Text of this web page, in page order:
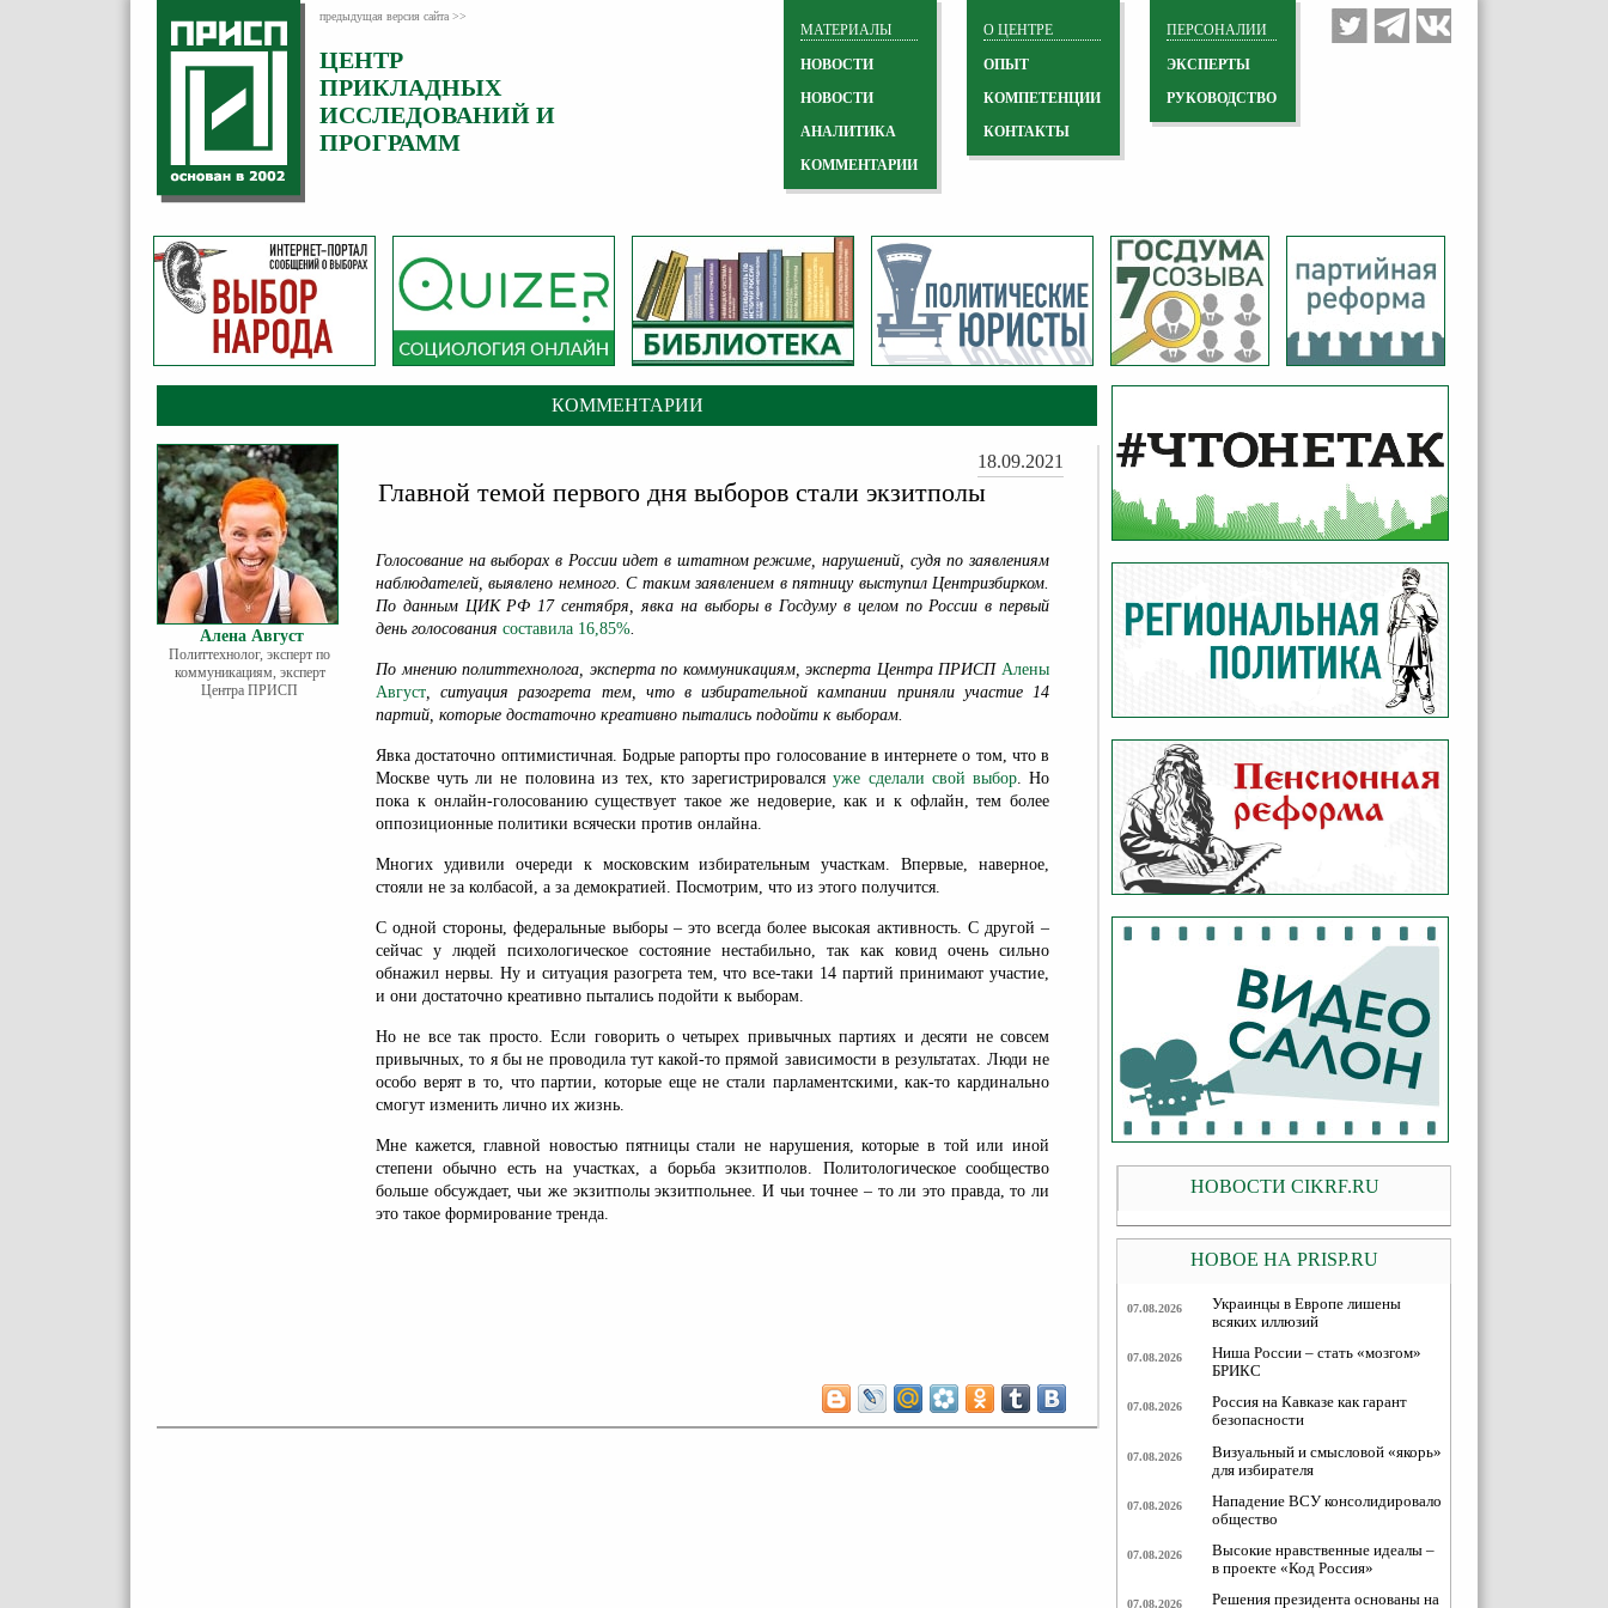
предыдущая версия сайта >>
ЦЕНТР
ПРИКЛАДНЫХ
ИССЛЕДОВАНИЙ И
ПРОГРАММ
ПЕРСОНАЛИИ
ЭКСПЕРТЫ
РУКОВОДСТВО
О ЦЕНТРЕ
ОПЫТ
КОМПЕТЕНЦИИ
КОНТАКТЫ
МАТЕРИАЛЫ
НОВОСТИ
НОВОСТИ
АНАЛИТИКА
КОММЕНТАРИИ
КОММЕНТАРИИ
Алена Август
Политтехнолог, эксперт по
коммуникациям, эксперт
Центра ПРИСП
18.09.2021
Главной темой первого дня выборов стали экзитполы
Голосование на выборах в России идет в штатном режиме, нарушений, судя по заявлениям
наблюдателей,выявлено немного. С таким заявлением в пятницу выступил Центризбирком.
По данным ЦИК РФ 17 сентября, явка на выборы в Госдуму в целом по России в первый
день голосования составила 16,85%.
По мнению политтехнолога, эксперта по коммуникациям, эксперта Центра ПРИСП Алены
Август, ситуация разогрета тем, что в избирательной кампании приняли участие 14
партий, которые достаточно креативно пытались подойти к выборам.
Явка достаточно оптимистичная. Бодрые рапорты про голосование в интернете о том, что в
Москве чуть ли не половина из тех, кто зарегистрировалсяуже сделали свой выбор. Но
пока к онлайн-голосованию существует такое же недоверие, как и к офлайн, тем более
оппозиционные политики всячески против онлайна.
Многих удивили очереди к московским избирательным участкам. Впервые, наверное,
стояли не за колбасой, а за демократией. Посмотрим, что из этого получится.
С одной стороны, федеральные выборы – это всегда более высокая активность. С другой –
сейчас у людей психологическое состояние нестабильно, так как ковид очень сильно
обнажил нервы. Ну и ситуация разогрета тем, что все-таки 14 партий принимают участие,
и они достаточно креативно пытались подойти к выборам.
Но не все так просто. Если говорить о четырех привычных партиях и десяти не совсем
привычных, то я бы не проводила тут какой-то прямой зависимости в результатах. Люди не
особо верят в то, что партии, которые еще не стали парламентскими, как-то кардинально
смогут изменить лично их жизнь.
Мне кажется, главной новостью пятницы стали не нарушения, которые в той или иной
степени обычно есть на участках, а борьба экзитполов. Политологическое сообщество
больше обсуждает, чьи же экзитполы экзитпольнее. И чьи точнее – то ли это правда, то ли
это такое формирование тренда.
НОВОСТИ CIKRF.RU
НОВОЕ НА PRISP.RU
07.08.2026
Украинцы в Европе лишены
всяких иллюзий
07.08.2026
Ниша России – стать «мозгом»
БРИКС
07.08.2026
Россия на Кавказе как гарант
безопасности
07.08.2026
Визуальный и смысловой «якорь»
для избирателя
07.08.2026
Нападение ВСУ консолидировало
общество
07.08.2026
Высокие нравственные идеалы –
в проекте «Код Россия»
07.08.2026
Решения президента основаны на